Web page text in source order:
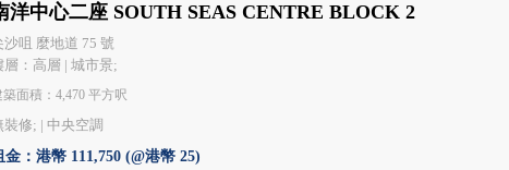
洋中心二座 SOUTH SEAS CENTRE BLOCK 2
沙咀 麼地道 75 號
層：高層 | 城市景;
築面積：4,470 平方呎
裝修; |中央空調
金：港幣 111,750 (@港幣 25)